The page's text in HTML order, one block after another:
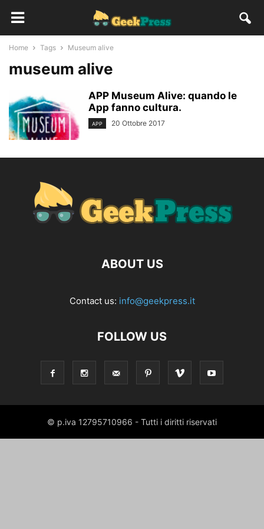
Home Tags Museum alive
museum alive
APP Museum Alive: quando le
App fanno cultura.
APP 20 Ottobre 2017
ABOUT US
Contact us: info@geekpress.it
FOLLOW US
© p.iva 12795710966 - Tutti i diritti riservati